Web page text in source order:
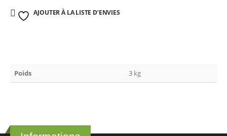
AJOUTER À LA LISTE D’ENVIES
Poids 3 kg